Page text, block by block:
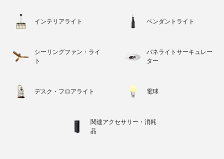
インテリアライト ペンダントライト
シーリングファン・ライ
ト
パネライトサーキュレー
ター
デスク・フロアライト 電球
関連アクセサリー・消耗
品